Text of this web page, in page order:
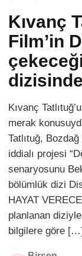
Kıvanç
Film’in
dizisinde
Kıvanç
merak
Tatlıtuğ,
iddialı projesi
senaryosunu
bölümlük dizi
HAYAT
planlanan
bilgilere göre